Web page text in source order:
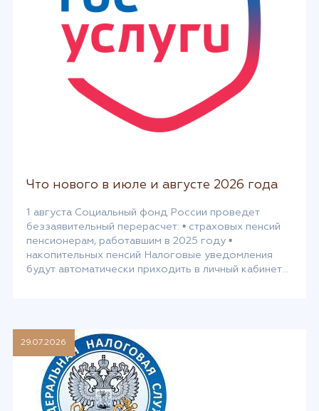
Что нового в июле и августе 2026 года
1 августа Социальный фонд России проведет
беззаявительный перерасчет: ▪ страховых пенсий
пенсионерам, работавшим в 2025 году ▪
накопительных пенсий Налоговые уведомления
будут автоматически приходить в личный кабинет
новые правила […]
29.07.2026